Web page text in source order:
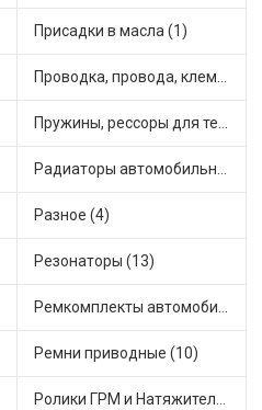
Присадки в масла (1)
Проводка, провода, клеммы и разъемы (23)
Пружины, рессоры для техники (29)
Радиаторы автомобильные (17)
Разное (4)
Резонаторы (13)
Ремкомплекты автомобильные (81)
Ремни приводные (10)
Ролики ГРМ и Натяжители (17)